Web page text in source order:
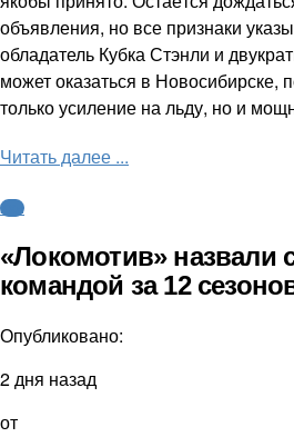
объявления, но все признаки
обладатель Кубка Стэнли и
может оказаться в Новосибирске,
только усиление на льду, но и
Читать далее ...
КХЛ
«Локомотив» назвали
командой за 12
Опубликовано:
2 дня назад
от